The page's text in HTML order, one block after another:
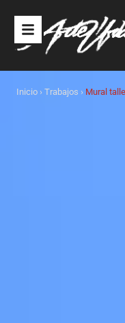
contenido
Inicio › Trabajos › Mural